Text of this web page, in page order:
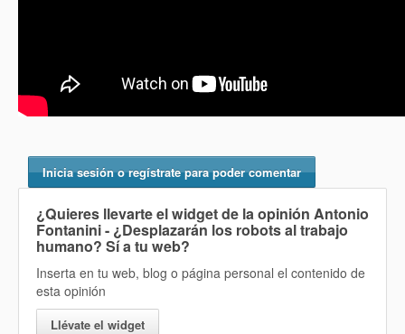
Inicia sesión o regístrate para poder comentar
¿Quieres llevarte el widget de la opinión Antonio
Fontanini - ¿Desplazarán los robots al trabajo
humano? Sía tu web?
Inserta en tu web, blog o página personal el contenido de
esta opinión
Llévate el widget